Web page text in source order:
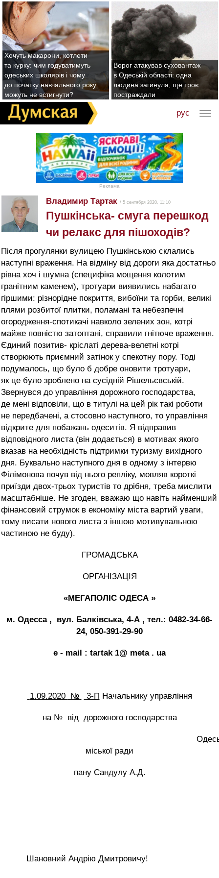
Хочуть макарони, котлети
та курку: чим годуватимуть
одеських школярів і чому
до початку навчального року
можуть не встигнути?
Ворог атакував суховантаж
в Одеській області: одна
людина загинула, ще троє
постраждали
рус
Реклама
Владимир Тартак / 5 сентября 2020, 11:10
Пушкінська- смуга перешкод
чи релакс для пішоходів?
Після прогулянки вулицею Пушкінською склались
наступні враження. На відміну від дороги яка достатньо
рівна хоч і шумна (специфіка мощення колотим
гранітним каменем), тротуари виявились набагато
гіршими: різнорідне покриття, вибоїни та горби, великі
плями розбитої плитки, поламані та небезпечні
огородження-спотикачі навколо зелених зон, котрі
майже повністю затоптані, справили гнітюче враження.
Єдиний позитив- кріслаті дерева-велетні котрі
створюють приємний затінок у спекотну пору. Тоді
подумалось, що було б добре оновити тротуари,
як це було зроблено на сусідній Рішельєвській.
Звернувся до управління дорожного господарства,
де мені відповіли, що в титулі на цей рік такі роботи
не передбачені, а стосовно наступного, то управління
відкрите для побажань одеситів. Я відправив
відповідного листа (він додається) в мотивах якого
вказав на необхідність підтримки туризму вихідного
дня. Буквально наступного дня в одному з інтервю
Філімонова почув від нього репліку, мовляв короткі
приїзди двох-трьох туристів то дрібня, треба мислити
масштабніше. Не згоден, вважаю що навіть найменший
фінансовий струмок в економіку міста вартий уваги,
тому писати нового листа з іншою мотивувальною
частиною не буду).
ГРОМАДСЬКА
ОРГАНІЗАЦІЯ
«МЕГАПОЛІС ОДЕСА »
м. Одесса , вул. Балкiвська, 4-А , тел.: 0482-34-66-
24, 050-391-29-90
e - mail : tartak 1@ meta . ua
1.09.2020 № 3-П Начальнику управління
на № від дорожного господарства
міської ради
пану Сандулу А.Д.
Шановний Андрію Дмитровичу!